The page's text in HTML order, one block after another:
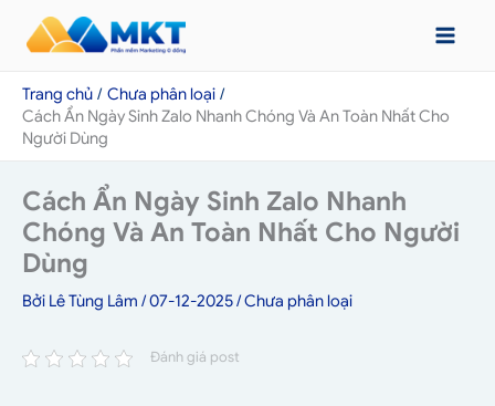
dungTrang chủ
Chưa phân loại
Cách Ẩn Ngày Sinh Zalo Nhanh Chóng Và An Toàn Nhất Cho
Người Dùng
Cách Ẩn Ngày Sinh Zalo Nhanh
Chóng Và An Toàn Nhất Cho Người
Dùng
Bởi Lê Tùng Lâm /07-12-2025/Chưa phân loại
Đánh giá post